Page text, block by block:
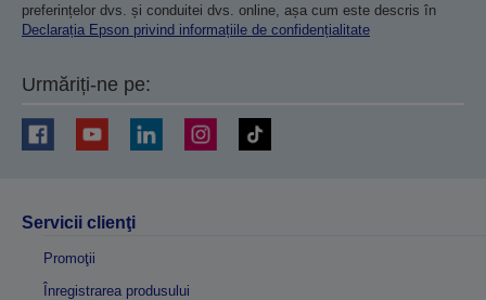
preferințelor dvs. și conduitei dvs. online, așa cum este descris în
Declarația Epson privind informațiile de confidențialitate
Urmăriți-ne pe:
Servicii clienţi
Promoţii
Înregistrarea produsului